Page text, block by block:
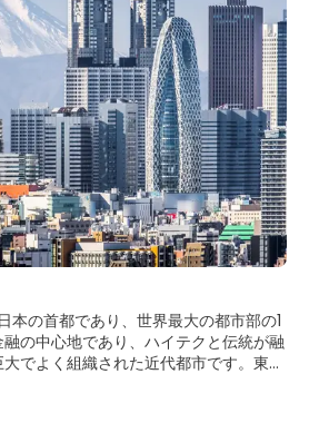
本の首都であり、世界最大の都市部の1
の中心地であり、ハイテクと伝統が融
でよく組織された近代都市です。東京
成されています。街の中心には千代田